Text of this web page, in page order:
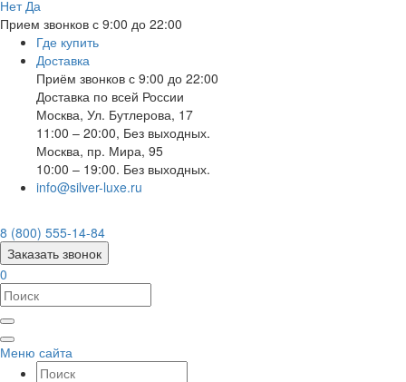
Нет Да
Прием звонков с 9:00 до 22:00
Где купить
Доставка
Приём звонков с 9:00 до 22:00
Доставка по всей России
Москва, Ул. Бутлерова, 17
11:00 – 20:00, Без выходных.
Москва, пр. Мира, 95
10:00 – 19:00. Без выходных.
info@silver-luxe.ru
8 (800) 555-14-84
Заказать звонок
0
Меню сайта